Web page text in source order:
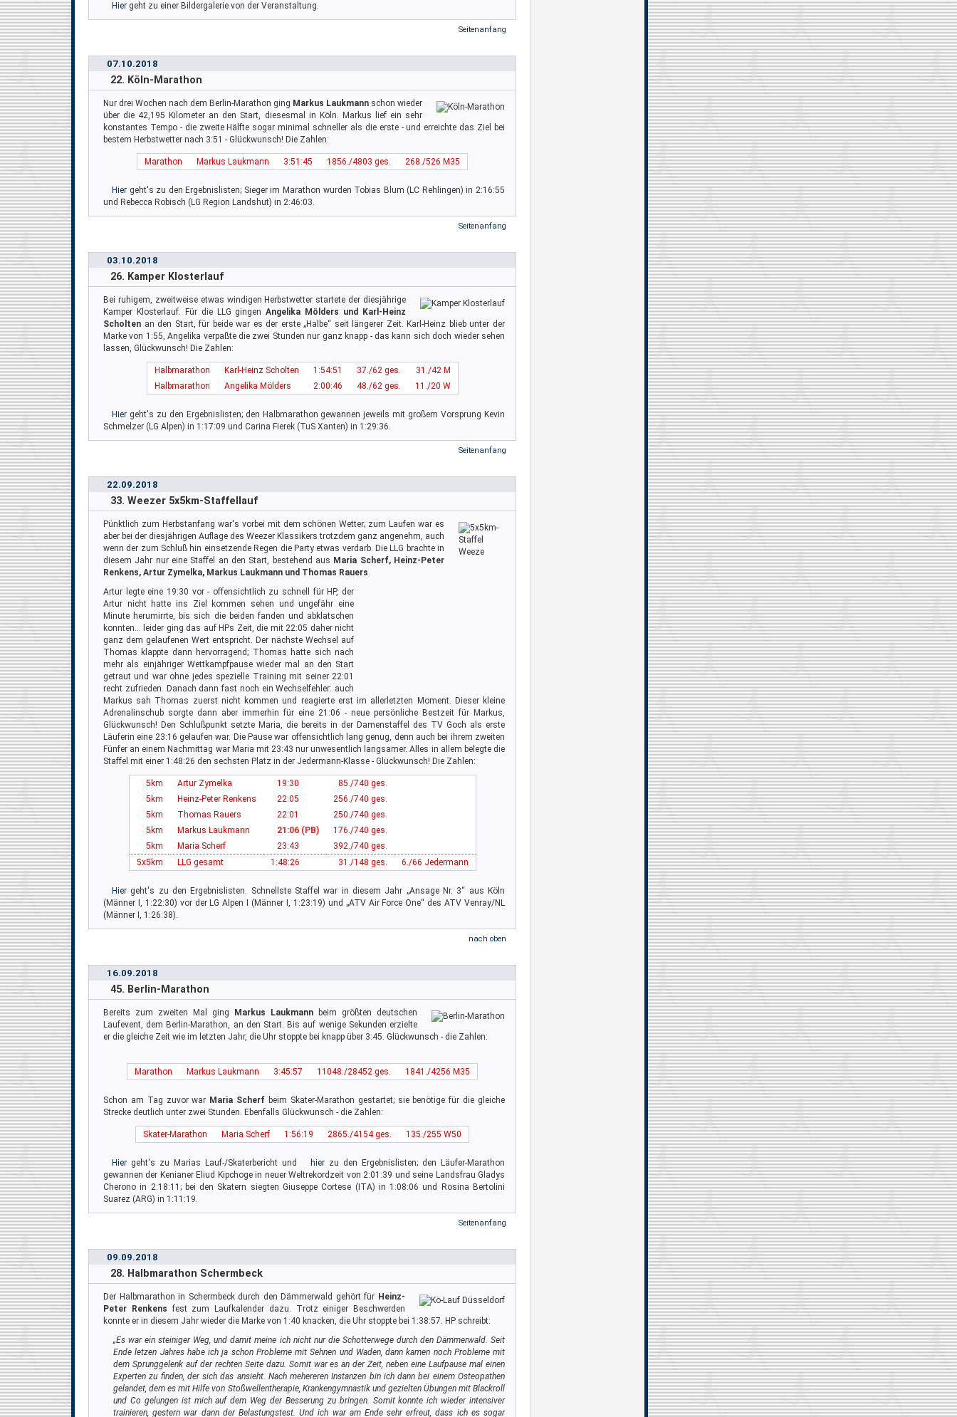
Hier geht zu einer Bildergalerie von der Veranstaltung.
Seitenanfang
07.10.2018
22. Köln-Marathon
Nur drei Wochen nach dem Berlin-Marathon ging Markus Laukmann schon wieder
über die 42,195 Kilometer an den Start, diesesmal in Köln. Markus lief ein sehr
konstantes Tempo - die zweite Hälfte sogar minimal schneller als die erste - und erreichte das Ziel bei
bestem Herbstwetter nach 3:51 - Glückwunsch! Die Zahlen:
Marathon Markus Laukmann 3:51:45 1856./4803 ges. 268./526 M35
Hier geht's zu den Ergebnislisten; Sieger im Marathon wurden Tobias Blum (LC Rehlingen) in 2:16:55
und Rebecca Robisch (LG Region Landshut) in 2:46:03.
Seitenanfang
03.10.2018
26. Kamper Klosterlauf
Bei ruhigem, zweitweise etwas windigen Herbstwetter startete der diesjährige
Kamper Klosterlauf. Für die LLG gingenAngelika Mölders und Karl-Heinz
Scholten an den Start, für beide war es der erste „Halbe“ seit längerer Zeit. Karl-Heinz blieb unter der
Marke von 1:55, Angelika verpaßte die zwei Stunden nur ganz knapp - das kann sich doch wieder sehen
lassen, Glückwunsch! Die Zahlen:
Halbmarathon Karl-Heinz Scholten 1:54:51 37./62 ges.
31./42 M
Halbmarathon
Angelika Mölders 2:00:46 48./62 ges. 11./20 W
Hier geht's zu den Ergebnislisten; den Halbmarathon gewannen jeweils mit großem Vorsprung Kevin
Schmelzer (LG Alpen) in 1:17:09 und Carina Fierek (TuS Xanten) in 1:29:36.
Seitenanfang
22.09.2018
33. Weezer 5x5km-Staffellauf
Pünktlich zum Herbstanfang war's vorbei mit dem schönen Wetter; zum Laufen war es
aber bei der diesjährigen Auflage des Weezer Klassikers trotzdem ganz angenehm, auch
wenn der zum Schluß hin einsetzende Regen die Party etwas verdarb. Die LLG brachte in
diesem Jahr nur eine Staffel an den Start, bestehend aus Maria Scherf, Heinz-Peter
Renkens, Artur Zymelka, Markus Laukmann und Thomas Rauers.
Artur legte eine 19:30 vor - offensichtlich zu schnell für HP, der
Artur nicht hatte ins Ziel kommen sehen und ungefähr eine
Minute herumirrte, bis sich die beiden fanden und abklatschen
konnten… leider ging das auf HPs Zeit, die mit 22:05 daher nicht
ganz dem gelaufenen Wert entspricht. Der nächste Wechsel auf
Thomas klappte dann hervorragend; Thomas hatte sich nach
mehr als einjähriger Wettkampfpause wieder mal an den Start
getraut und war ohne jedes spezielle Training mit seiner 22:01
recht zufrieden. Danach dann fast noch ein Wechselfehler: auch
Markus sah Thomas zuerst nicht kommen und reagierte erst im allerletzten Moment. Dieser kleine
Adrenalinschub sorgte dann aber immerhin für eine 21:06 - neue persönliche Bestzeit für Markus,
Glückwunsch! Den Schlußpunkt setzte Maria, die bereits in der Damenstaffel des TV Goch als erste
Läuferin eine 23:16 gelaufen war. Die Pause war offensichtlich lang genug, denn auch bei ihrem zweiten
Fünfer an einem Nachmittag war Maria mit 23:43 nur unwesentlich langsamer. Alles in allem belegte die
Staffel mit einer 1:48:26 den sechsten Platz in der Jedermann-Klasse - Glückwunsch! Die Zahlen:
5km Artur Zymelka 19:30
85./740 ges.
5km
Heinz-Peter Renkens 22:05
256./740 ges.
5km
Thomas Rauers 22:01
250./740 ges.
5km
Markus Laukmann 21:06 (PB)
176./740 ges.
5km
Maria Scherf 23:43
392./740 ges.
5x5km
LLG gesamt 1:48:26 31./148 ges. 6./66 Jedermann
Hier geht's zu den Ergebnislisten. Schnellste Staffel war in diesem Jahr „Ansage Nr. 3“ aus Köln
(Männer I, 1:22:30) vor der LG Alpen I (Männer I, 1:23:19) und „ATV Air Force One“ des ATV Venray/NL
(Männer I, 1:26:38).
nach oben
16.09.2018
45. Berlin-Marathon
Bereits zum zweiten Mal ging Markus Laukmann beim größten deutschen
Laufevent, dem Berlin-Marathon, an den Start. Bis auf wenige Sekunden erzielte
er die gleiche Zeit wie im letzten Jahr, die Uhr stoppte bei knapp über 3:45. Glückwunsch - die Zahlen:
Marathon Markus Laukmann 3:45:57 11048./28452 ges. 1841./4256 M35
Schon am Tag zuvor war Maria Scherf beim Skater-Marathon gestartet; sie benötige für die gleiche
Strecke deutlich unter zwei Stunden. Ebenfalls Glückwunsch - die Zahlen:
Skater-Marathon Maria Scherf 1:56:19 2865./4154 ges. 135./255 W50
Hier geht's zu Marias Lauf-/Skaterbericht und hierzu den Ergebnislisten; den Läufer-Marathon
gewannen der Kenianer Eliud Kipchoge in neuer Weltrekordzeit von 2:01:39 und seine Landsfrau Gladys
Cherono in 2:18:11; bei den Skatern siegten Giuseppe Cortese (ITA) in 1:08:06 und Rosina Bertolini
Suarez (ARG) in 1:11:19.
Seitenanfang
09.09.2018
28. Halbmarathon Schermbeck
Der Halbmarathon in Schermbeck durch den Dämmerwald gehört für Heinz-
Peter Renkens fest zum Laufkalender dazu. Trotz einiger Beschwerden
konnte er in diesem Jahr wieder die Marke von 1:40 knacken, die Uhr stoppte bei 1:38:57. HP schreibt:
„Es war ein steiniger Weg, und damit meine ich nicht nur die Schotterwege durch den Dämmerwald. Seit
Ende letzen Jahres habe ich ja schon Probleme mit Sehnen und Waden, dann kamen noch Probleme mit
dem Sprunggelenk auf der rechten Seite dazu. Somit war es an der Zeit, neben eine Laufpause mal einen
Experten zu finden, der sich das ansieht. Nach mehereren Instanzen bin ich dann bei einem Osteopathen
gelandet, dem es mit Hilfe von Stoßwellentherapie, Krankengymnastik und gezielten Übungen mit Blackroll
und Co gelungen ist mich auf dem Weg der Besserung zu bringen. Somit konnte ich wieder intensiver
trainieren, gestern war dann der Belastungstest. Und ich war am Ende sehr erfreut, dass ich es sogar